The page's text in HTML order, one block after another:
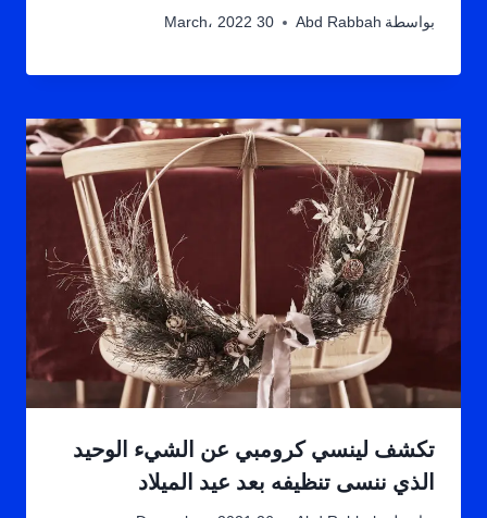
بواسطة Abd Rabbah 30 March، 2022
تكشف لينسي كرومبي عن الشيء الوحيد
الذي ننسى تنظيفه بعد عيد الميلاد